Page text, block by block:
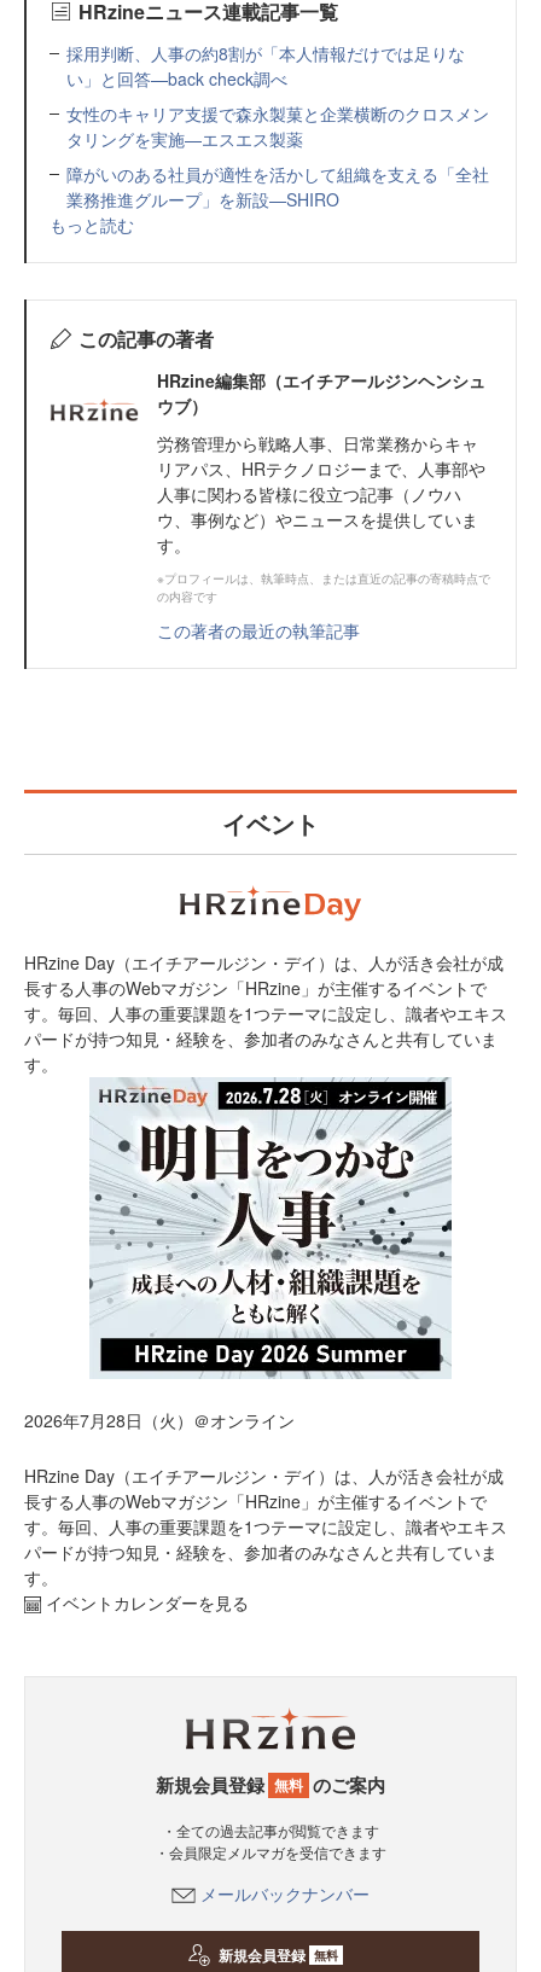
HRzineニュース連載記事一覧
採用判断、人事の約8割が「本人情報だけでは足りな
い」と回答—back check調べ
女性のキャリア支援で森永製菓と企業横断のクロスメン
タリングを実施—エスエス製薬
障がいのある社員が適性を活かして組織を支える「全社
業務推進グループ」を新設—SHIRO
もっと読む
この記事の著者
HRzine編集部（エイチアールジンヘンシュ
ウブ）
労務管理から戦略人事、日常業務からキャ
リアパス、HRテクノロジーまで、人事部や
人事に関わる皆様に役立つ記事（ノウハ
ウ、事例など）やニュースを提供していま
す。
※プロフィールは、執筆時点、または直近の記事の寄稿時点で
の内容です
この著者の最近の執筆記事
イベント
HRzine Day（エイチアールジン・デイ）は、人が活き会社が成
長する人事のWebマガジン「HRzine」が主催するイベントで
す。毎回、人事の重要課題を1つテーマに設定し、識者やエキス
パードが持つ知見・経験を、参加者のみなさんと共有していま
す。
2026年7月28日（火）＠オンライン
HRzine Day（エイチアールジン・デイ）は、人が活き会社が成
長する人事のWebマガジン「HRzine」が主催するイベントで
す。毎回、人事の重要課題を1つテーマに設定し、識者やエキス
パードが持つ知見・経験を、参加者のみなさんと共有していま
す。
イベントカレンダーを見る
新規会員登録 無料 のご案内
・全ての過去記事が閲覧できます
・会員限定メルマガを受信できます
メールバックナンバー
新規会員登録 無料